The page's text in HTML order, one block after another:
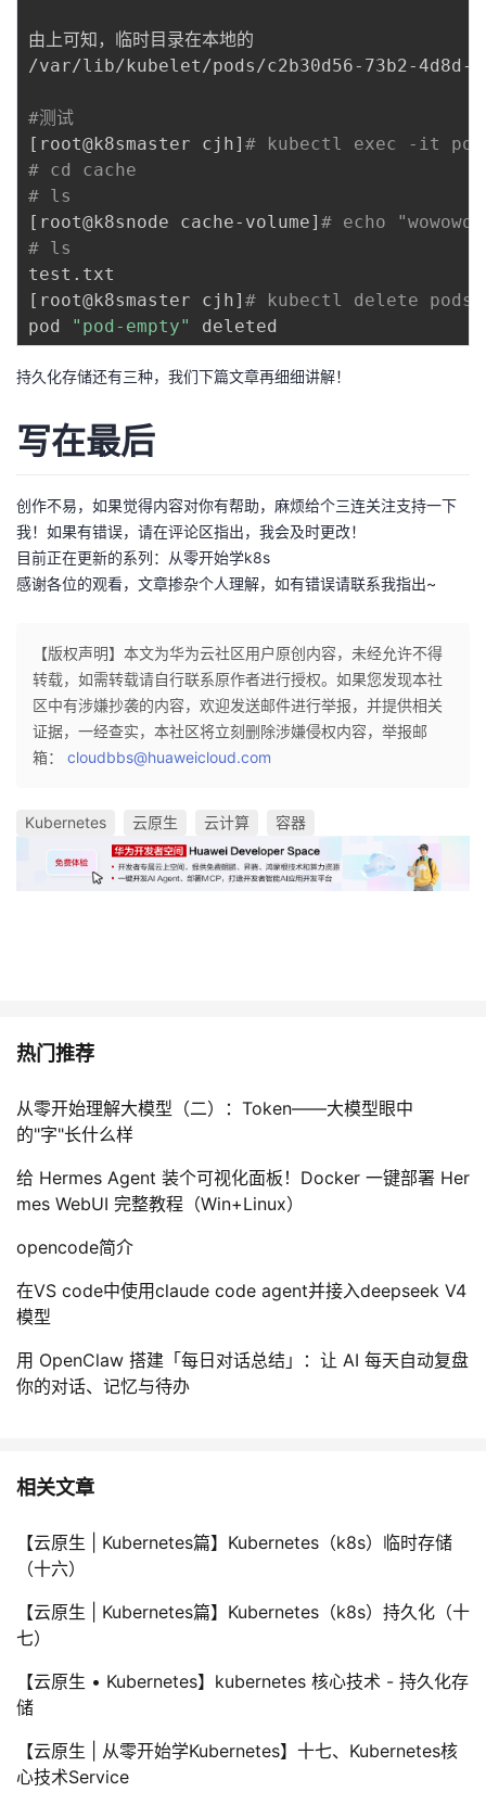
由上可知，临时目录在本地的
/var/lib/kubelet/pods/c2b30d56-73b2-4d8d-
#测试
[ root@k8smaster cjh] # kubectl exec -it
# cd cache
# ls
[ root@k8snode cache-volume] # echo
# ls
[ root@k8smaster cjh] # kubectl delete pods
pod
"pod-empty"
持久化存储还有三种，我们下篇文章再细细讲解！
写在最后
创作不易，如果觉得内容对你有帮助，麻烦给个三连关注支持一下
我！如果有错误，请在评论区指出，我会及时更改！
目前正在更新的系列：从零开始学k8s
感谢各位的观看，文章掺杂个人理解，如有错误请联系我指出~
【版权声明】本文为华为云社区用户原创内容，未经允许不得
转载，如需转载请自行联系原作者进行授权。如果您发现本社
区中有涉嫌抄袭的内容，欢迎发送邮件进行举报，并提供相关
证据，一经查实，本社区将立刻删除涉嫌侵权内容，举报邮
箱： cloudbbs@huaweicloud.com
Kubernetes 云原生 云计算 容器
热门推荐
从零开始理解大模型（二）：Token——大模型眼中
的"字"长什么样
给 Hermes Agent 装个可视化面板！Docker 一键部署 Her
mes WebUI 完整教程（Win+Linux）
opencode简介
在VS code中使用claude code agent并接入deepseek V4
模型
用 OpenClaw 搭建「每日对话总结」：让 AI 每天自动复盘
你的对话、记忆与待办
相关文章
【云原生 | Kubernetes篇】Kubernetes（k8s）临时存储
（十六）
【云原生 | Kubernetes篇】Kubernetes（k8s）持久化（十
七）
【云原生 • Kubernetes】kubernetes 核心技术 - 持久化存
储
【云原生 | 从零开始学Kubernetes】十七、Kubernetes核
心技术Service